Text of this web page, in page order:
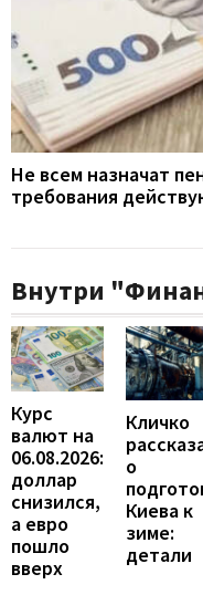
Не всем назначат
требования
Внутри
Курс
валют на
06.08.2026:
доллар
снизился,
а евро
пошло
вверх
Кличко
о
Киева к
зиме:
детали